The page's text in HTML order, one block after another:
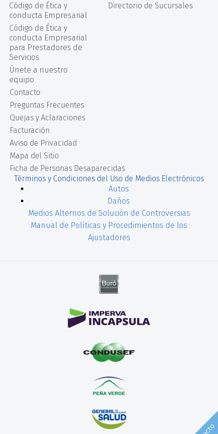
Código de Ética y
conducta Empresarial
Código de Ética y
conducta Empresarial
para Prestadores de
Servicios
Únete a nuestro
equipo
Directorio de Sucursales
Contacto
Preguntas Frecuentes
Quejas y Aclaraciones
Facturación
Aviso de Privacidad
Mapa del Sitio
Ficha de Personas Desaparecidas
Términos y Condiciones del Uso de Medios Electrónicos
Autos
Daños
Medios Alternos de Solución de Controversias
Manual de Políticas y Procedimientos de los
Ajustadores